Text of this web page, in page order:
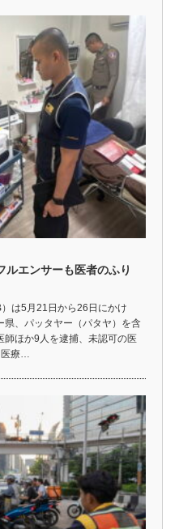
ルエンサーも医者のふり
は5月21日から26日にかけ
県、パッタヤー（パタヤ）を含
師ほか9人を逮捕、未認可の医
療…